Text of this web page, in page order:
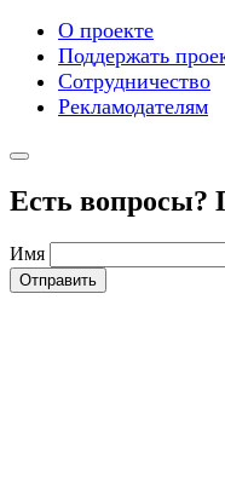
О проекте
Поддержать
Сотрудничество
Рекламодателям
Есть
Имя